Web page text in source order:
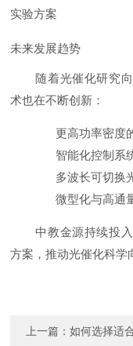
实验方案
未来发展趋势
随着光催化研究
术也在不断创新：
更高功率密度
智能化控制系
多波长可切换
微型化与高通
中教金源持续投
方案，推动光催化科学
上一篇：如何选择适